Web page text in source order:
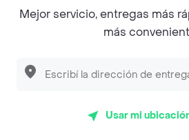
Refresco
Agua Salus Sin Gas 600 ml
Mejor servicio, entregas más
más
Usar mi